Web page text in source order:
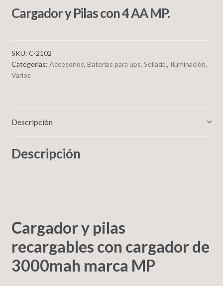
Cargador y Pilas con 4 AA MP.
SKU: C-2102
Categorías: Accesorios, Baterias para ups. Sellada., Iluminación,
Varios
Descripción
Descripción
Cargador y pilas
recargables con cargador de
3000mah marca MP